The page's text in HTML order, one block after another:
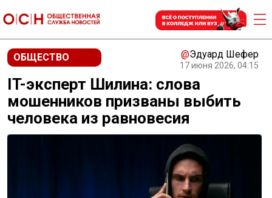
ОБЩЕСТВО @Эдуард Шефер
17 июня 2026, 04:15
IT-эксперт Шилина: слова
мошенников призваны выбить
человека из равновесия